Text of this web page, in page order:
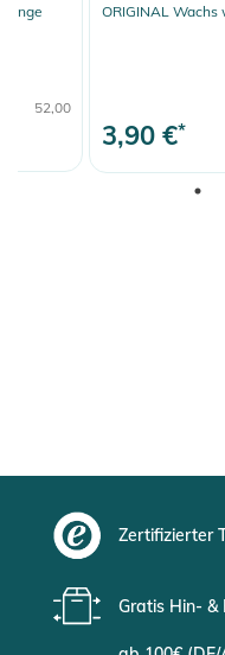
52,00
ORIGINAL Wachs
3,90 €*
Zertifizierter
Gratis Hin- &